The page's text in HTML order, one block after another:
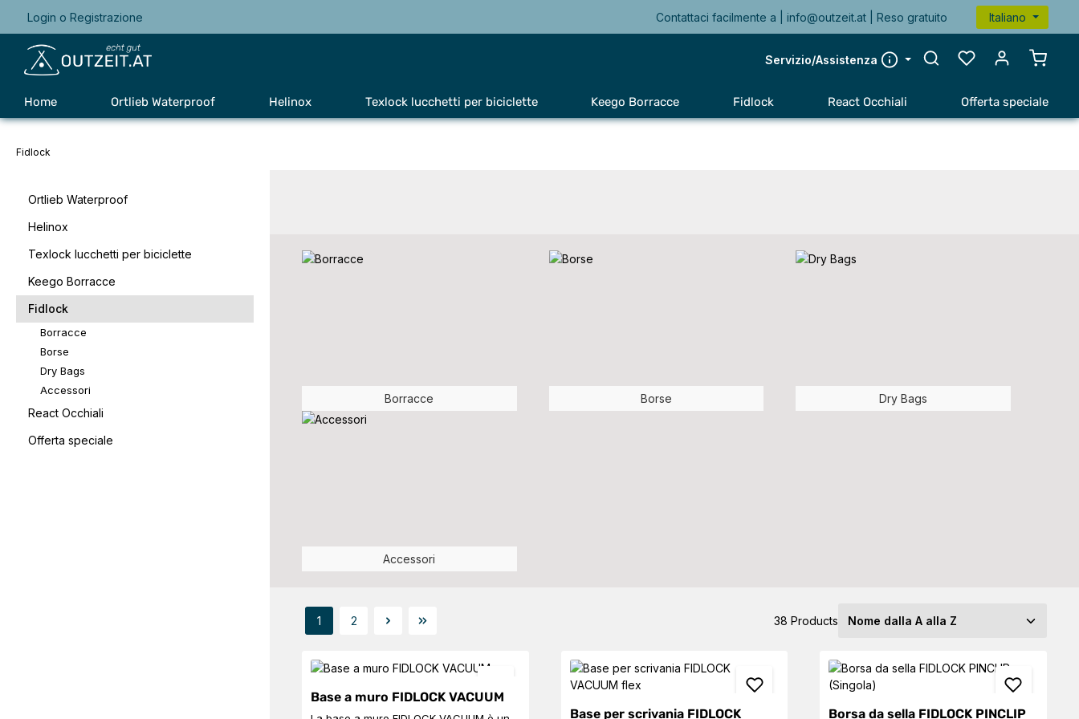
Passa alla navigazione principale
Login o Registrazione Contattaci facilmente a |info@outzeit.at | Reso gratuito Italiano
Servizio/Assistenza
Il
Home Ortlieb Waterproof Helinox Texlock lucchetti per biciclette Keego Borracce Fidlock React Occhiali Offerta speciale
Fidlock
Ortlieb Waterproof
Helinox
Texlock lucchetti per biciclette
Keego Borracce
Fidlock
Borracce
Borse
Dry Bags
Accessori
React Occhiali
Offerta speciale
Borracce Borse Dry Bags
Accessori
Pagina
1
Pagina
2 38 Products
Base a muro FIDLOCK VACUUM
Base per scrivania FIDLOCK
Borsa da sella FIDLOCK PINCLIP